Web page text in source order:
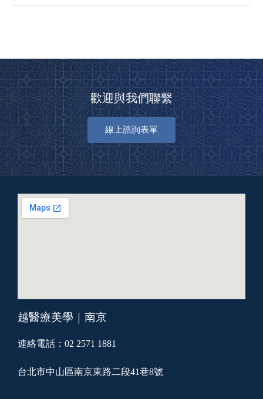
歡迎與我們聯繫
線上諮詢表單
越醫療美學｜南京
連絡電話：02 2571 1881
台北市中山區南京東路二段41巷8號